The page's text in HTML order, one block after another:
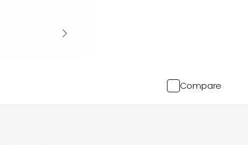
Compare